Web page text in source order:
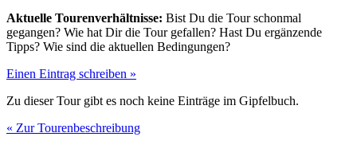
Aktuelle Tourenverhältnisse: Bist Du die Tour schonmal
gegangen? Wie hat Dir die Tour gefallen? Hast Du ergänzende
Tipps? Wie sind die aktuellen Bedingungen?
Einen Eintrag schreiben »
Zu dieser Tour gibt es noch keine Einträge im Gipfelbuch.
« Zur Tourenbeschreibung